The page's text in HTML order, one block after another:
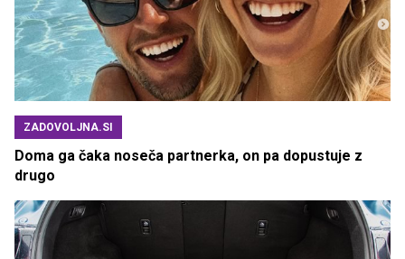
ZADOVOLJNA.SI
Doma ga čaka noseča partnerka, on pa dopustuje z
drugo